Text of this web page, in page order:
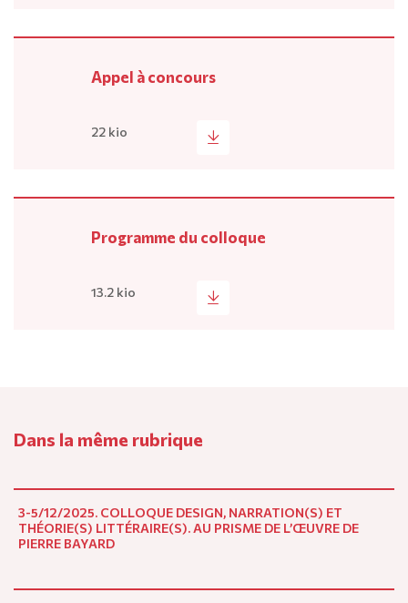
Appel à concours
22 kio
Programme du colloque
13.2 kio
Dans la même rubrique
3-5/12/2025. COLLOQUE DESIGN, NARRATION(S) ET
THÉORIE(S) LITTÉRAIRE(S). AU PRISME DE L’ŒUVRE DE
PIERRE BAYARD